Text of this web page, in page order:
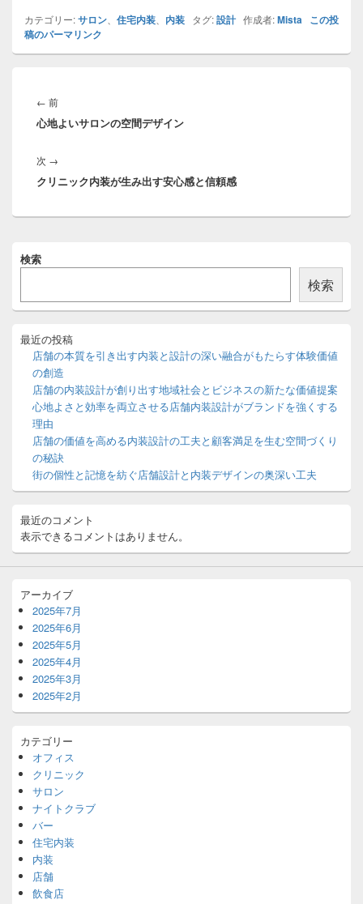
カテゴリー:サロン 住宅内装 内装 タグ:設計作成者:Mista この投
稿のパーマリンク
稿
ナ
ゲ
ー
シ
← 前前
の
心地よいサロンの空間デザイン
次 →
の
稿:
クリニック内装が生み出す安心感と信頼感
イ
イ
バ
検索
検索
最近の投稿
店舗の本質を引き出す内装と設計の深い融合がもたらす体験価値
の創造
店舗の内装設計が創り出す地域社会とビジネスの新たな価値提案
心地よさと効率を両立させる店舗内装設計がブランドを強くする
理由
店舗の価値を高める内装設計の工夫と顧客満足を生む空間づくり
の秘訣
街の個性と記憶を紡ぐ店舗設計と内装デザインの奥深い工夫
最近のコメント
表示できるコメントはありません。
アーカイブ
2025年7月
2025年6月
2025年5月
2025年4月
2025年3月
2025年2月
カテゴリー
オフィス
クリニック
サロン
ナイトクラブ
バー
住宅内装
内装
店舗
飲食店